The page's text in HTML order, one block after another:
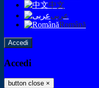
中文
عربى
Română
Accedi
Accedi
button close ×